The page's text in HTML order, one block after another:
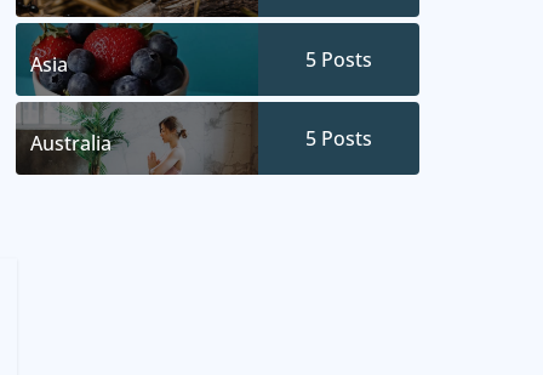
Asia 5 Posts
Australia 5 Posts